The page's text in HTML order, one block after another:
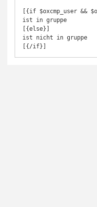
[{if $oxcmp_user &&
ist in gruppe
[{else}]
ist nicht in gruppe
[{/if}]